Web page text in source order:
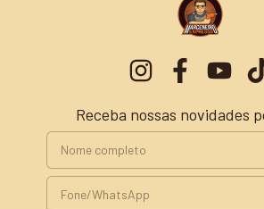
Receba nossas novidades